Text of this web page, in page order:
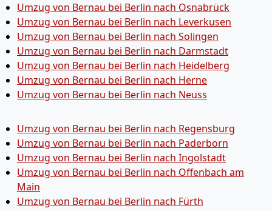
Umzug von Bernau bei Berlin nach Osnabrück
Umzug von Bernau bei Berlin nach Leverkusen
Umzug von Bernau bei Berlin nach Solingen
Umzug von Bernau bei Berlin nach Darmstadt
Umzug von Bernau bei Berlin nach Heidelberg
Umzug von Bernau bei Berlin nach Herne
Umzug von Bernau bei Berlin nach Neuss
Umzug von Bernau bei Berlin nach Regensburg
Umzug von Bernau bei Berlin nach Paderborn
Umzug von Bernau bei Berlin nach Ingolstadt
Umzug von Bernau bei Berlin nach Offenbach am
Main
Umzug von Bernau bei Berlin nach Fürth